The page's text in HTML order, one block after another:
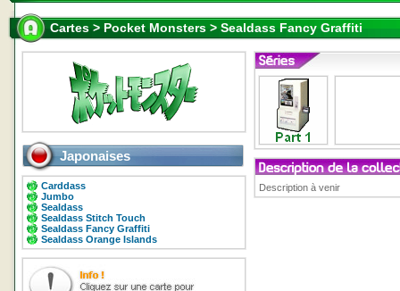
Cartes > Pocket Monsters > Sealdass Fancy Graffiti
Japonaises
Carddass
Jumbo
Sealdass
Sealdass Stitch Touch
Sealdass Fancy Graffiti
Sealdass Orange Islands
Description à venir